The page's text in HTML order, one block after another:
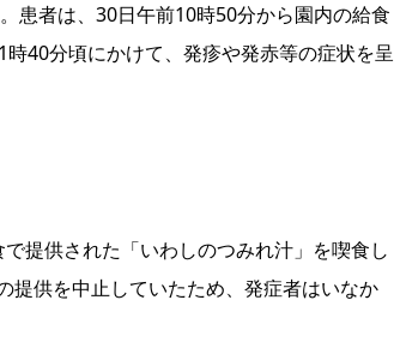
患者は、30日午前10時50分から園内の給食
40分頃にかけて、発疹や発赤等の症状を呈
提供された「いわしのつみれ汁」を喫食し
提供を中止していたため、発症者はいなか